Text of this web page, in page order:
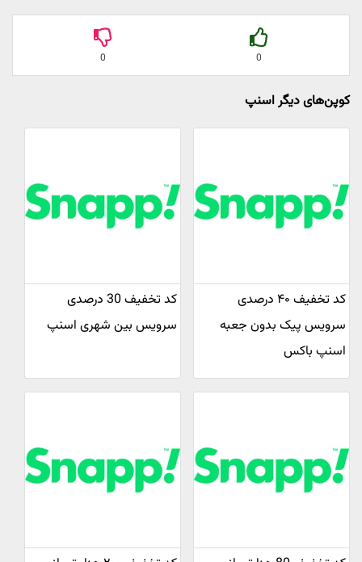
0
0
کوپن‌های دیگر اسنپ
کد تخفیف ۴۰ درصدی
سرویس پیک بدون جعبه
اسنپ باکس
کد تخفیف 30 درصدی
سرویس بین شهری اسنپ